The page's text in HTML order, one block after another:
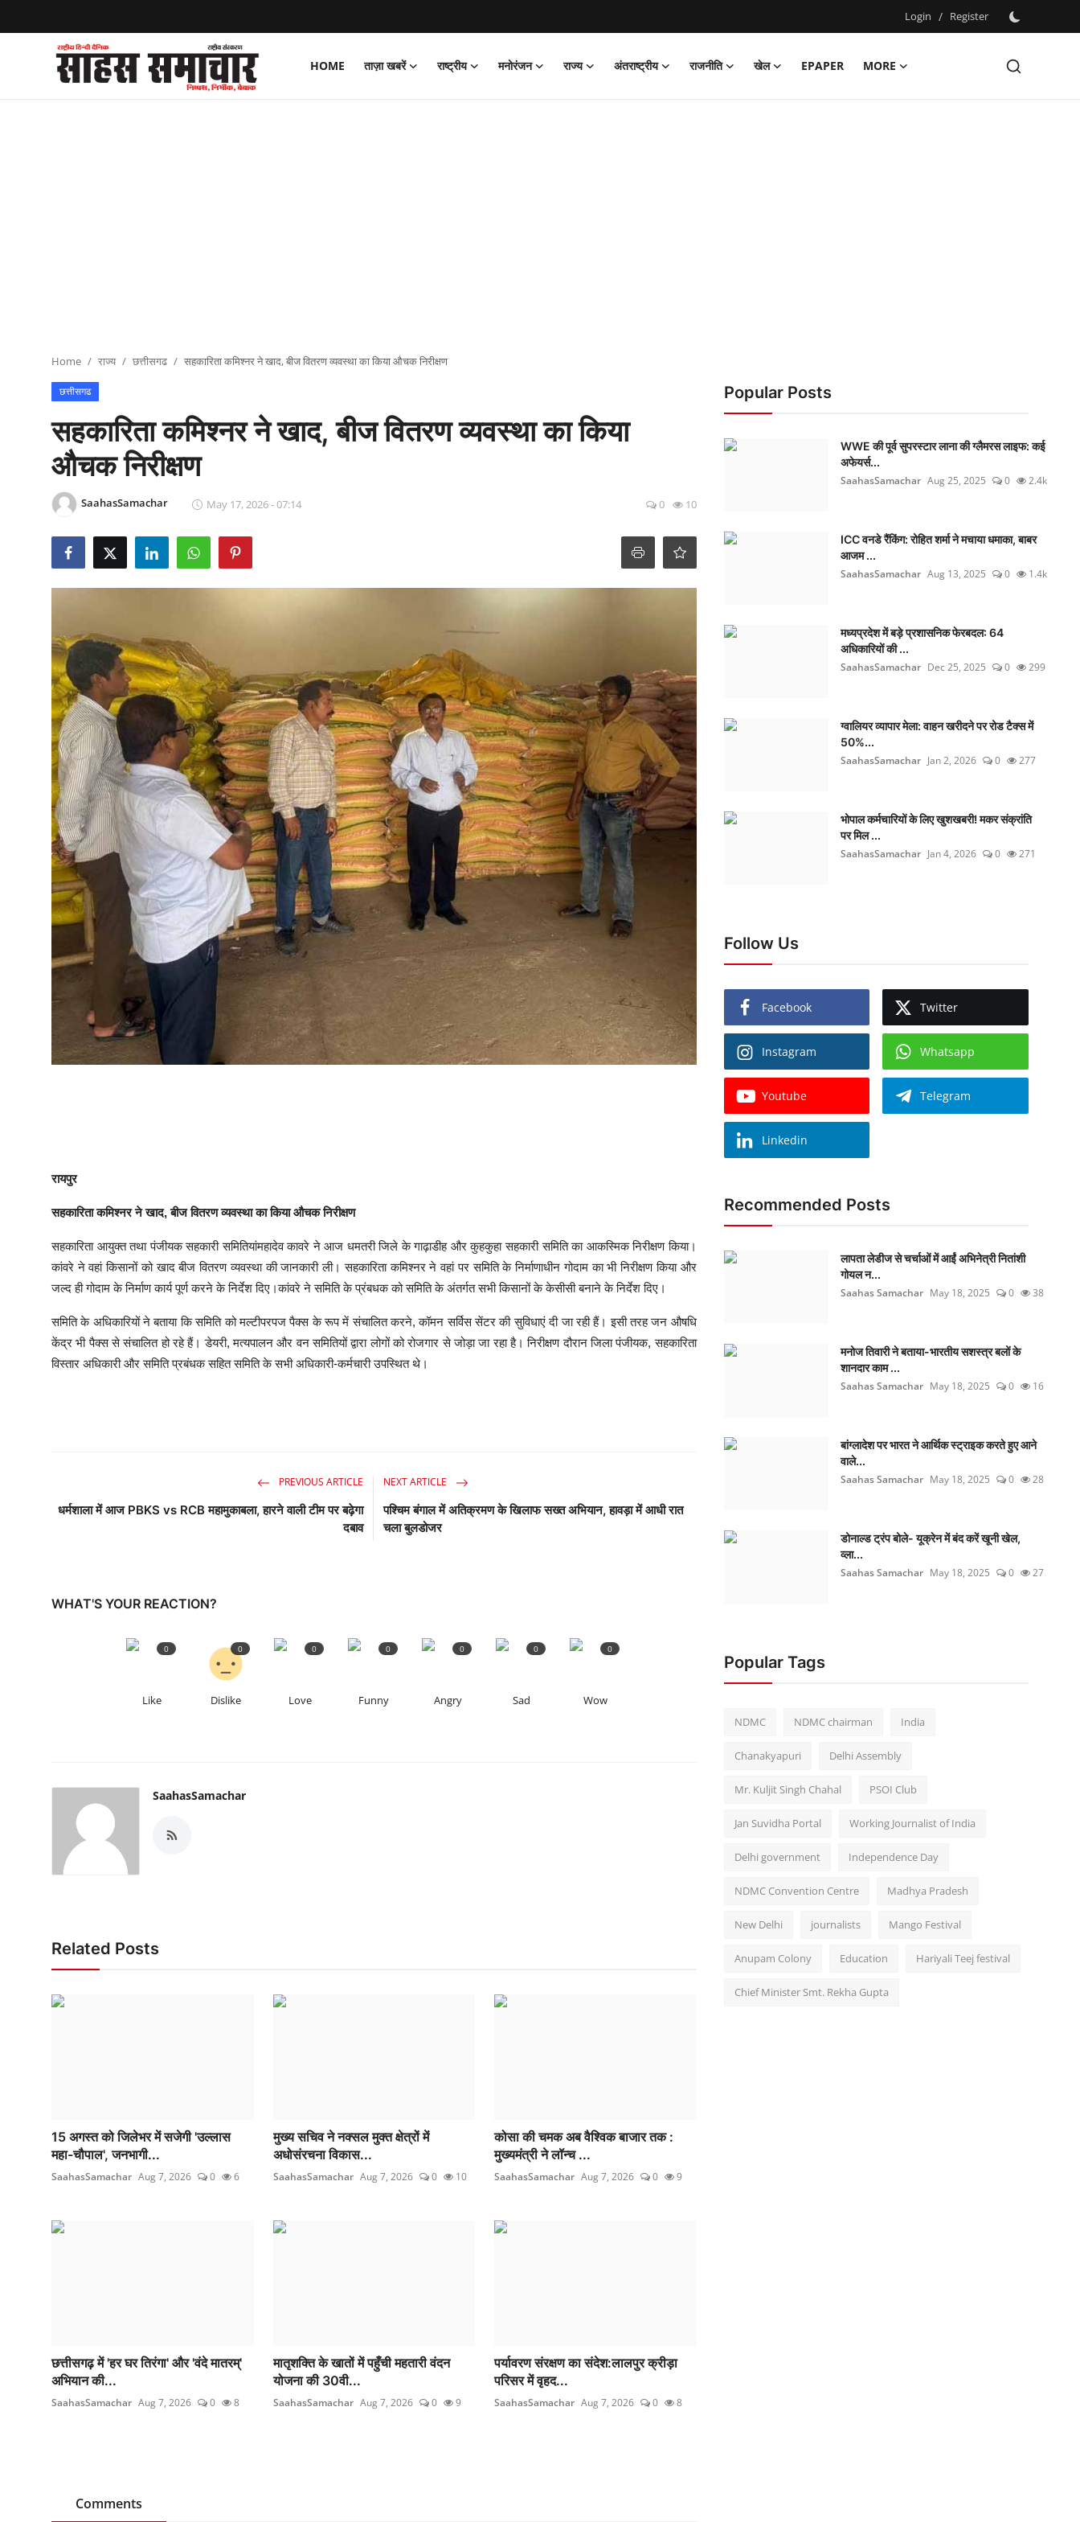
Login / Register
HOME ताज़ा खबरें राष्ट्रीय मनोरंजन राज्य अंतराष्ट्रीय राजनीति खेल EPAPER
MORE
Register
Home राज्य छत्तीसगढ सहकारिता कमिश्नर ने खाद, बीज वितरण व्यवस्था का किया औचक निरीक्षण
छत्तीसगढ
सहकारिता कमिश्नर ने खाद, बीज वितरण व्यवस्था का किया
औचक निरीक्षण
SaahasSamachar May 17, 2026 - 07:14 0 10
रायपुर
सहकारिता कमिश्नर ने खाद, बीज वितरण व्यवस्था का किया औचक निरीक्षण
सहकारिता आयुक्त तथा पंजीयक सहकारी समितियांमहादेव कावरे ने आज धमतरी जिले के गाढ़ाडीह और कुहकुहा सहकारी समिति का आकस्मिक निरीक्षण किया।
कांवरे ने वहां किसानों को खाद बीज वितरण व्यवस्था की जानकारी ली। सहकारिता कमिश्नर ने वहां पर समिति के निर्माणाधीन गोदाम का भी निरीक्षण किया और
जल्द ही गोदाम के निर्माण कार्य पूर्ण करने के निर्देश दिए।कांवरे ने समिति के प्रंबधक को समिति के अंतर्गत सभी किसानों के केसीसी बनाने के निर्देश दिए।
समिति के अधिकारियों ने बताया कि समिति को मल्टीपरपज पैक्स के रूप में संचालित करने, कॉमन सर्विस सेंटर की सुविधाएं दी जा रही हैं। इसी तरह जन औषधि
केंद्र भी पैक्स से संचालित हो रहे हैं। डेयरी, मत्यपालन और वन समितियों द्वारा लोगों को रोजगार से जोड़ा जा रहा है। निरीक्षण दौरान जिला पंजीयक, सहकारिता
विस्तार अधिकारी और समिति प्रबंधक सहित समिति के सभी अधिकारी-कर्मचारी उपस्थित थे।
PREVIOUS ARTICLE
धर्मशाला में आज PBKS vs RCB महामुकाबला, हारने वाली टीम पर बढ़ेगा
दबाव
NEXT ARTICLE
पश्चिम बंगाल में अतिक्रमण के खिलाफ सख्त अभियान, हावड़ा में आधी रात
चला बुलडोजर
WHAT'S YOUR REACTION?
Like
0
Dislike
0
Love
0
Funny
0
Angry
0
Sad
0
Wow
0
SaahasSamachar
Related Posts
15 अगस्त को जिलेभर में सजेगी 'उल्लास
महा-चौपाल', जनभागी...
SaahasSamachar Aug 7, 2026 0 6
मुख्य सचिव ने नक्सल मुक्त क्षेत्रों में
अधोसंरचना विकास...
SaahasSamachar Aug 7, 2026 0 10
कोसा की चमक अब वैश्विक बाजार तक :
मुख्यमंत्री ने लॉन्च ...
SaahasSamachar Aug 7, 2026 0 9
छत्तीसगढ़ में 'हर घर तिरंगा' और 'वंदे मातरम्'
अभियान की...
SaahasSamachar Aug 7, 2026 0 8
मातृशक्ति के खातों में पहुँची महतारी वंदन
योजना की 30वी...
SaahasSamachar Aug 7, 2026 0 9
पर्यावरण संरक्षण का संदेश:लालपुर क्रीड़ा
परिसर में वृहद...
SaahasSamachar Aug 7, 2026 0 8
Comments
Popular Posts
WWE की पूर्व सुपरस्टार लाना की ग्लैमरस लाइफ: कई
अफेयर्स...
SaahasSamachar Aug 25, 2025 0 2.4k
ICC वनडे रैंकिंग: रोहित शर्मा ने मचाया धमाका, बाबर
आजम ...
SaahasSamachar Aug 13, 2025 0 1.4k
मध्यप्रदेश में बड़े प्रशासनिक फेरबदल: 64
अधिकारियों की ...
SaahasSamachar Dec 25, 2025 0 299
ग्वालियर व्यापार मेला: वाहन खरीदने पर रोड टैक्स में
50%...
SaahasSamachar Jan 2, 2026 0 277
भोपाल कर्मचारियों के लिए खुशखबरी! मकर संक्रांति
पर मिल ...
SaahasSamachar Jan 4, 2026 0 271
Follow Us
Facebook Twitter
Instagram Whatsapp
Youtube Telegram
Linkedin
Recommended Posts
लापता लेडीज से चर्चाओं में आईं अभिनेत्री नितांशी
गोयल न...
Saahas Samachar May 18, 2025 0 38
मनोज तिवारी ने बताया-भारतीय सशस्त्र बलों के
शानदार काम ...
Saahas Samachar May 18, 2025 0 16
बांग्लादेश पर भारत ने आर्थिक स्ट्राइक करते हुए आने
वाले...
Saahas Samachar May 18, 2025 0 28
डोनाल्ड ट्रंप बोले- यूक्रेन में बंद करें खूनी खेल,
व्ला...
Saahas Samachar May 18, 2025 0 27
Popular Tags
NDMC NDMC chairman India
Chanakyapuri Delhi Assembly
Mr. Kuljit Singh Chahal PSOI Club
Jan Suvidha Portal Working Journalist of India
Delhi government Independence Day
NDMC Convention Centre Madhya Pradesh
New Delhi journalists Mango Festival
Anupam Colony Education Hariyali Teej festival
Chief Minister Smt. Rekha Gupta